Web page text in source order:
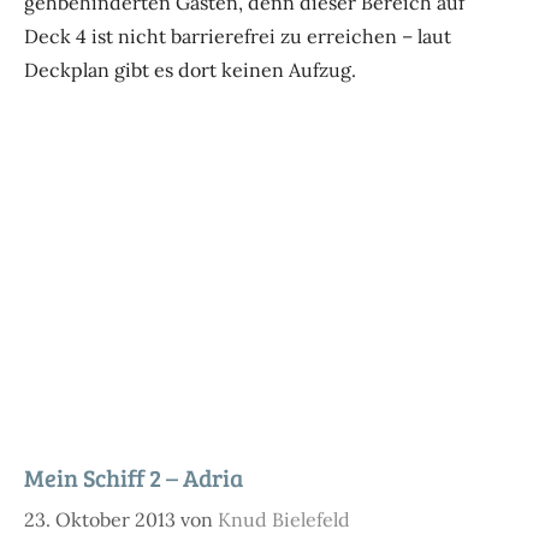
Deck 4 ist nicht barrierefrei zu erreichen – laut
Deckplan gibt es dort keinen Aufzug.
Mein Schiff 2 – Adria
23. Oktober 2013 von Knud Bielefeld